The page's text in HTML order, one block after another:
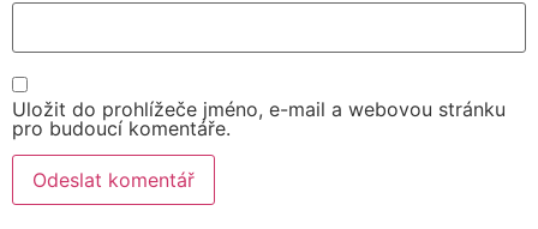
Uložit do prohlížeče jméno, e-mail a webovou stránku
pro budoucí komentáře.